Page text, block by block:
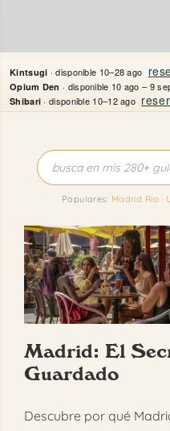
Kintsugi · disponible 10–28 ago
Opium Den · disponible 10 ago – 9
Shibari · disponible 10–12 ago
al
contenido
Quién
Mi
Populares: Madrid Rio ·
Madrid: El
Guardado
Descubre por qué